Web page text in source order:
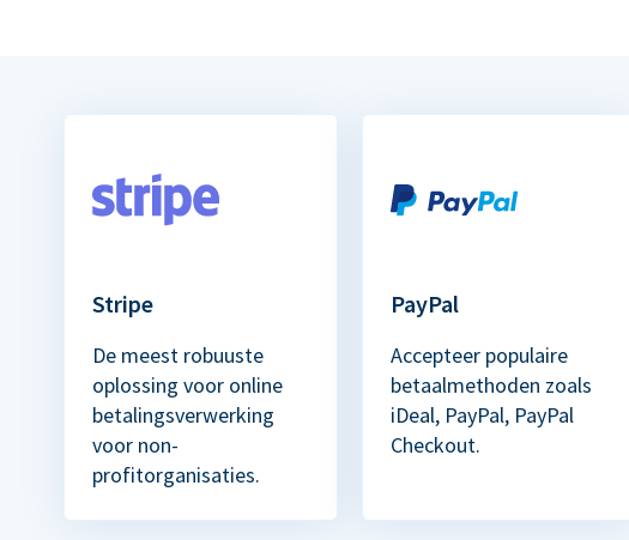
Stripe
De meest robuuste
oplossing voor online
betalingsverwerking
voor non-
profitorganisaties.
PayPal
Accepteer populaire
betaalmethoden zoals
iDeal, PayPal, PayPal
Checkout.